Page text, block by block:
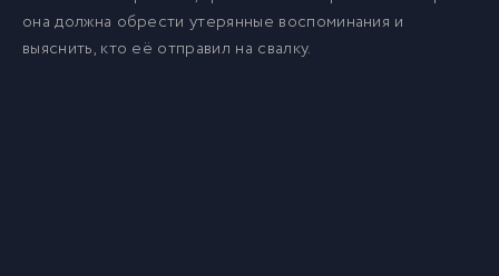
она должна обрести утерянные воспоминания и
выяснить, кто её отправил на свалку.